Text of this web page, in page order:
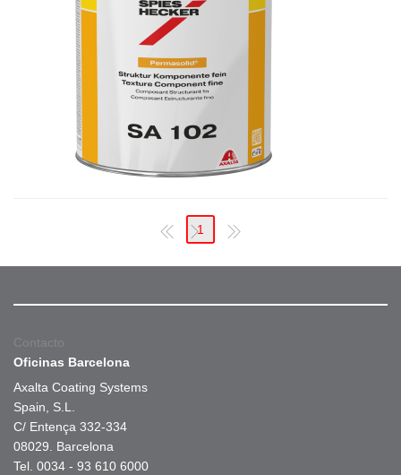
1
Contacto
Oficinas Barcelona
Axalta Coating Systems
Spain, S.L.
C/ Entença 332-334
08029. Barcelona
Tel. 0034 - 93 610 6000